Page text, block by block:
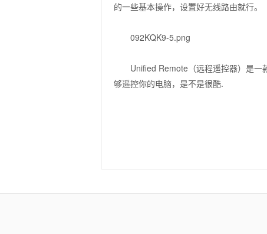
的一些基本操作，设置好无线路由就行。
092KQK9-5.png
Unified Remote（远程遥控器）是一
够遥控你的电脑，是不是很酷.